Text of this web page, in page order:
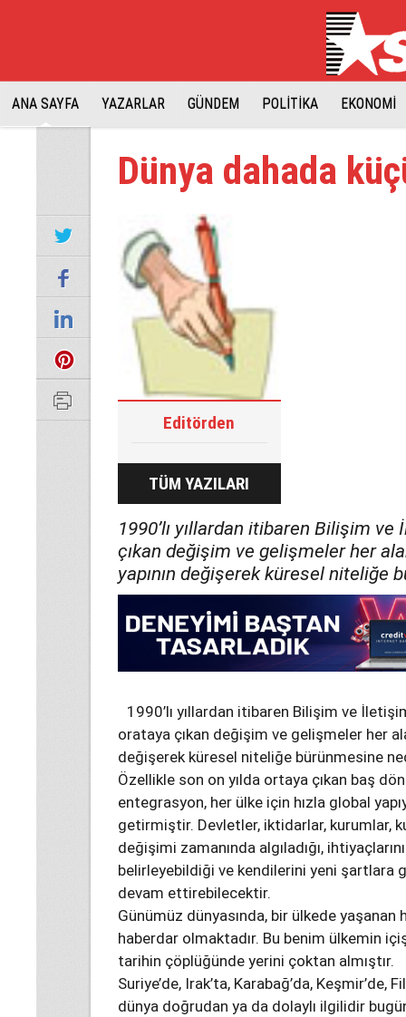
ANA SAYFA YAZARLAR GÜNDEM POLİTİKA EKONOMİ
Dünya dahada
Editörden
TÜM YAZILARI
1990’lı yıllardan itibaren Bilişim
çıkan değişim ve gelişmeler her
yapının değişerek küresel niteliğe
1990’lı yıllardan itibaren Bilişim ve
orataya çıkan değişim ve gelişmeler her
değişerek küresel niteliğe bürünmesine
Özellikle son on yılda ortaya çıkan baş
entegrasyon, her ülke için hızla global
getirmiştir. Devletler, iktidarlar, kurumlar,
değişimi zamanında algıladığı,
belirleyebildiği ve kendilerini yeni şartlara
devam ettirebilecektir.
Günümüz dünyasında, bir ülkede
haberdar olmaktadır. Bu benim ülkemin
tarihin çöplüğünde yerini çoktan almıştır.
Suriye’de, Irak’ta, Karabağ’da, Keşmir’de,
dünya doğrudan ya da dolaylı ilgilidir